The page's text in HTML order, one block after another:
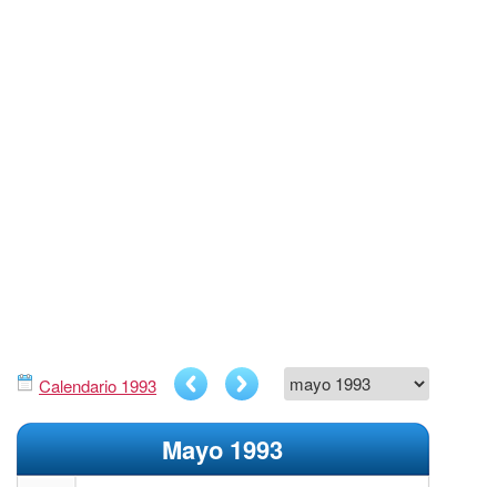
Calendario 1993
Mayo 1993